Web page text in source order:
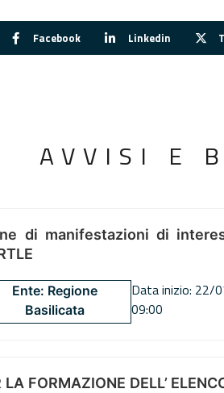
Facebook Linkedin
AVVISI E
di manifestazioni di
Ente: Regione
Basilicata
Data inizio: 22/
09:00
FORMAZIONE DELL’